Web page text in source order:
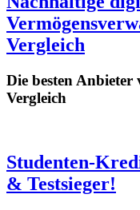
Vergleich
Die besten
Vergleich
Studenten-
& Testsieger!